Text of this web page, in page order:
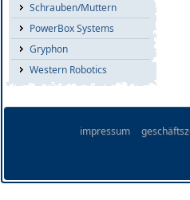
Schrauben/Muttern
PowerBox Systems
Gryphon
Western Robotics
impressum